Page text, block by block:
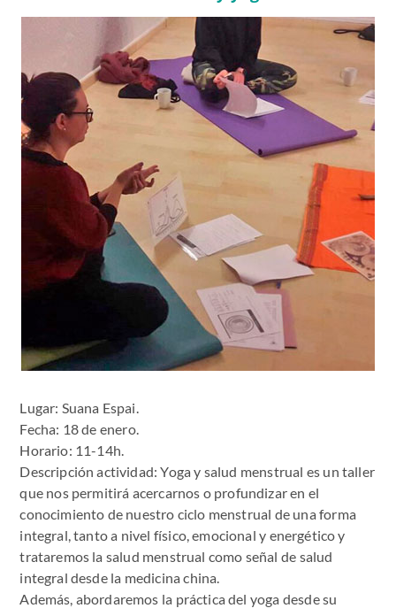
Lugar: Suana Espai.
Fecha: 18 de enero.
Horario: 11-14h.
Descripción actividad: Yoga y salud menstrual es un taller
que nos permitirá acercarnos o profundizar en el
conocimiento de nuestro ciclo menstrual de una forma
integral, tanto a nivel físico, emocional y energético y
trataremos la salud menstrual como señal de salud
integral desde la medicina china.
Además, abordaremos la práctica del yoga desde su